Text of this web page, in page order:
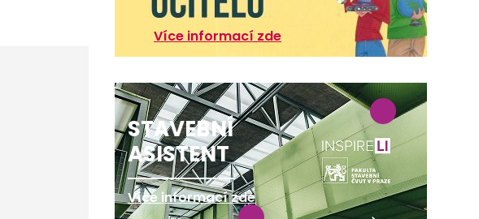
Více informací zde
STAVEBNÍ
ASISTENT
Více informací zde